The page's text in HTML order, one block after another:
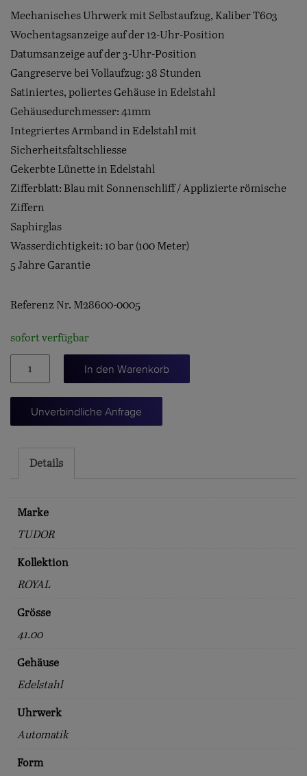
Mechanisches Uhrwerk mit Selbstaufzug, Kaliber T603
Wochentagsanzeige auf der 12-Uhr-Position
Datumsanzeige auf der 3-Uhr-Position
Gangreserve bei Vollaufzug: 38 Stunden
Satiniertes, poliertes Gehäuse in Edelstahl
Gehäusedurchmesser: 41mm
Integriertes Armband in Edelstahl mit
Sicherheitsfaltschliesse
Gekerbte Lünette in Edelstahl
Zifferblatt: Blau mit Sonnenschliff / Applizierte römische
Ziffern
Saphirglas
Wasserdichtigkeit: 10 bar (100 Meter)
5 Jahre Garantie
Referenz Nr. M28600-0005
sofort verfügbar
41
In den Warenkorb
Unverbindliche Anfrage
Details
Marke
TUDOR
Kollektion
ROYAL
Grösse
41.00
Gehäuse
Edelstahl
Uhrwerk
Automatik
Form